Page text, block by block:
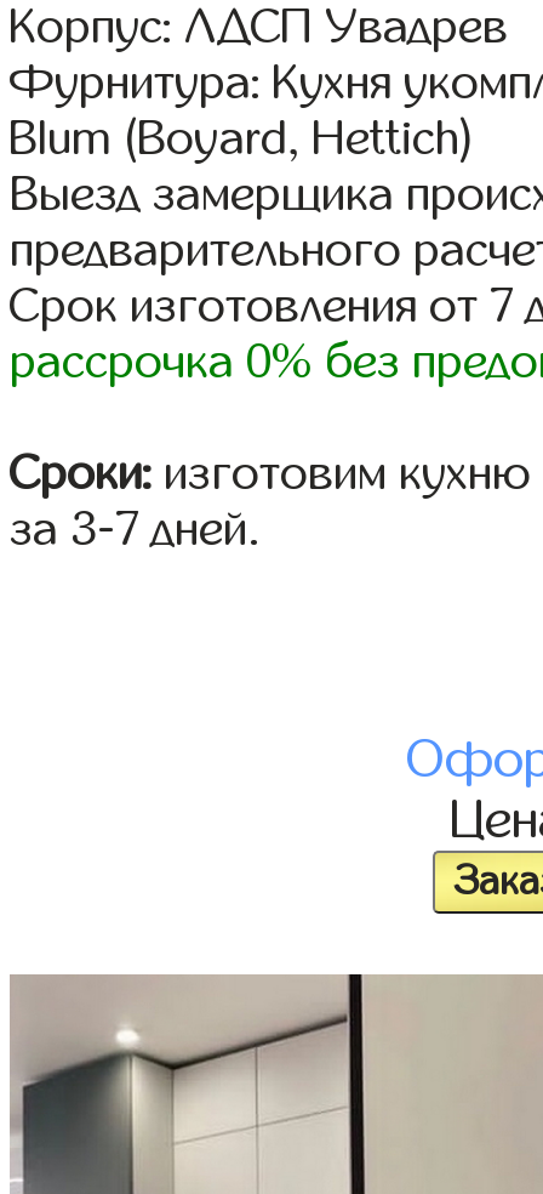
Корпус: ЛДСП Увадрев
Фурнитура: Кухня
Blum (Boyard, Hettich)
Выезд замерщика
предварительного
Срок изготовления от 7
рассрочка 0% без
Сроки: изготовим
за 3-7 дней.